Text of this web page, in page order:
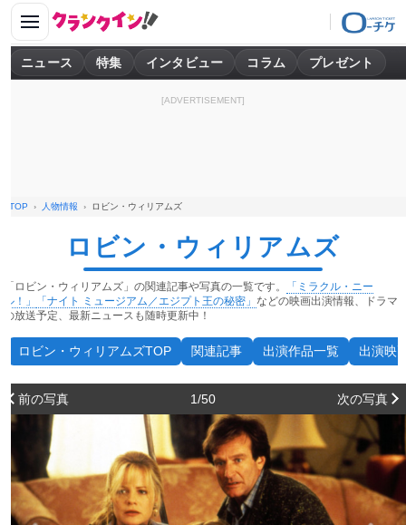
ニュース 特集 インタビュー コラム プレゼント
[ADVERTISEMENT]
TOP 人物情報 ロビン・ウィリアムズ
ロビン・ウィリアムズ
「ロビン・ウィリアムズ」の関連記事や写真の一覧です。
「ミラクル・ニー
ル！」
「ナイト ミュージアム／エジプト王の秘密」 などの映画出演情報、ドラマ
の放送予定、最新ニュースも随時更新中！
ロビン・ウィリアムズTOP 関連記事 出演作品一覧 出演映
前の写真 1/50 次の写真